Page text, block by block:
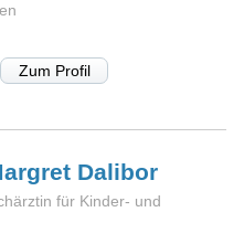
Zum Profil
Dalibor
für Kinder- und